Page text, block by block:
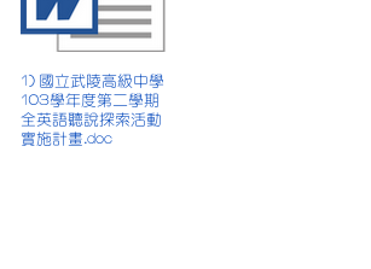
1) 國立武陵高級中學
103學年度第二學期
全英語聽說探索活動
實施計畫.doc